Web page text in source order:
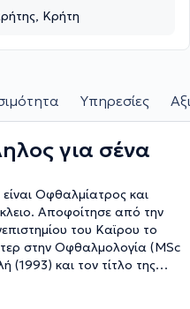
Κρήτη
Υπηρεσίες
για σένα
Οφθαλμίατρος και
Αποφοίτησε από την
του Καϊρου το
στην Οφθαλμολογία (MSc
(1993) και τον τίτλο της
τον τίτλο του